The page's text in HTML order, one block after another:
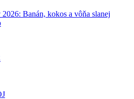
Banán, kokos a vôňa slanej